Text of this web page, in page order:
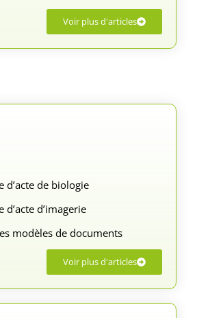
Voir plus d'articles
d’acte de biologie
d’imagerie
modèles de documents
Voir plus d'articles